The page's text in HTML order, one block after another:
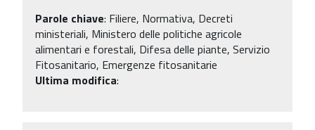
Parole chiave: Filiere, Normativa, Decreti
ministeriali, Ministero delle politiche agricole
alimentari e forestali, Difesa delle piante, Servizio
Fitosanitario, Emergenze fitosanitarie
Ultima modifica: